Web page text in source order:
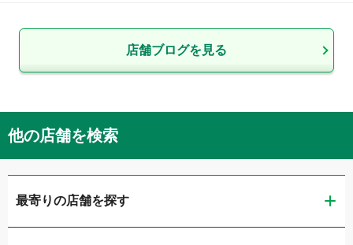
店舗ブログを見る
他の店舗を検索
最寄りの店舗を探す